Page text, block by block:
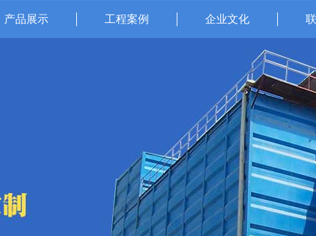
产品展示 工程案例 企业文化